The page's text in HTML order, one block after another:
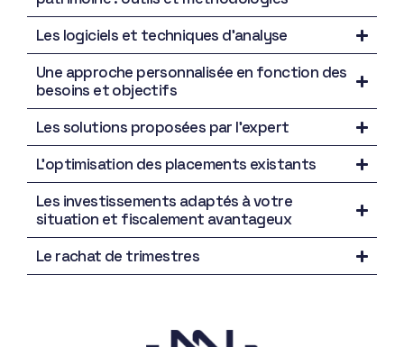
Les logiciels et techniques d’analyse
Une approche personnalisée en fonction des
besoins et objectifs
Les solutions proposées par l’expert
L’optimisation des placements existants
Les investissements adaptés à votre
situation et fiscalement avantageux
Le rachat de trimestres